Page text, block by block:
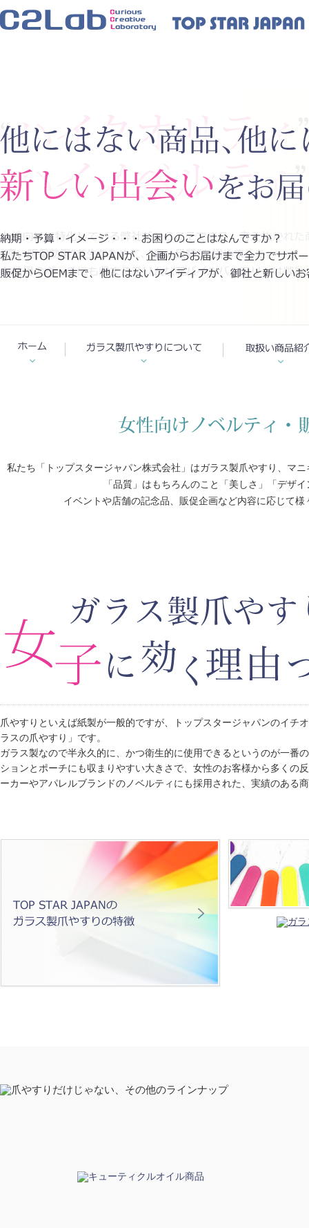
私たち「トップスタージャパン株式会社」はガラス製爪やすり、マ
「品質」はもちろんのこと「美しさ」「デザ
イベントや店舗の記念品、販促企画など内容に応じて
爪やすりといえば紙製が一般的ですが、トップスタージャパンのイチ
ラスの爪やすり」です。
ガラス製なので半永久的に、かつ衛生的に使用できるというのが一番
ションとポーチにも収まりやすい大きさで、女性のお客様から多くの
ーカーやアパレルブランドのノベルティにも採用された、実績のある